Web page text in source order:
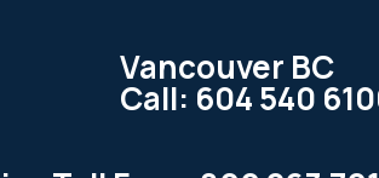
Vancouver BC
Call: 604 540